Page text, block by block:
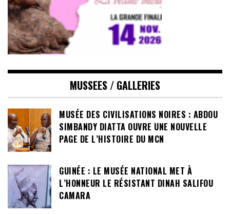
MUSSEES / GALLERIES
MUSÉE DES CIVILISATIONS NOIRES : ABDOU
SIMBANDY DIATTA OUVRE UNE NOUVELLE
PAGE DE L’HISTOIRE DU MCN
GUINÉE : LE MUSÉE NATIONAL MET À
L’HONNEUR LE RÉSISTANT DINAH SALIFOU
CAMARA